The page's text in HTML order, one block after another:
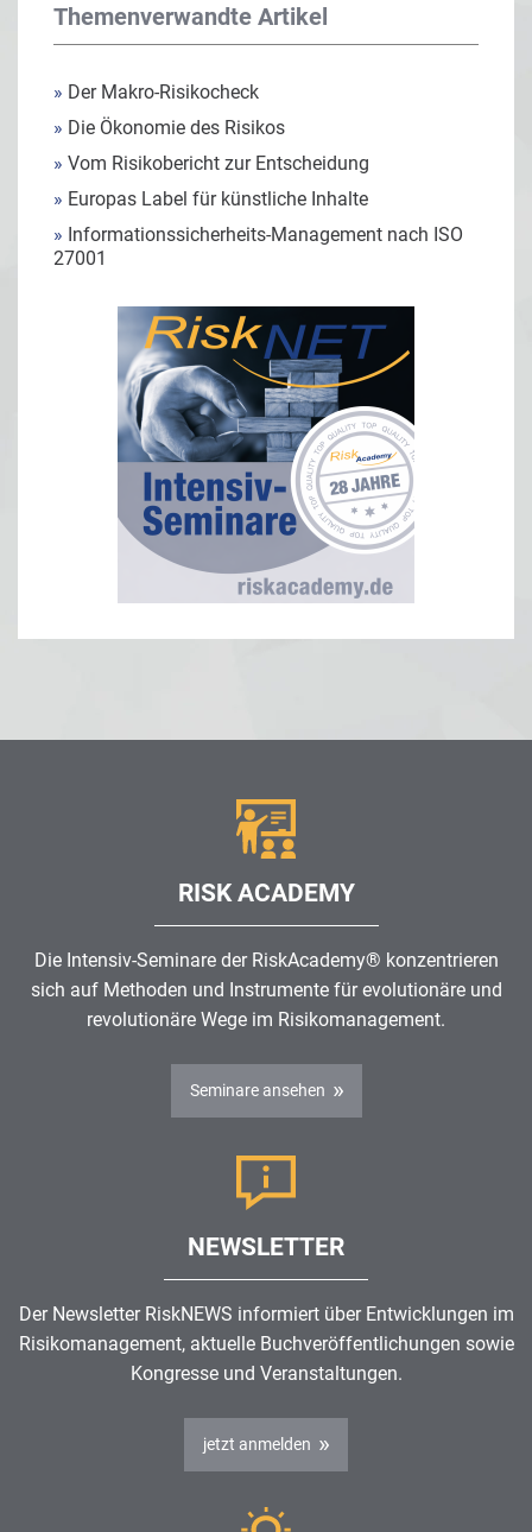
Themenverwandte Artikel
» Der Makro-Risikocheck
» Die Ökonomie des Risikos
» Vom Risikobericht zur Entscheidung
» Europas Label für künstliche Inhalte
» Informationssicherheits-Management nach ISO
27001
RISK ACADEMY
Die Intensiv-Seminare der RiskAcademy® konzentrieren
sich auf Methoden und Instrumente für evolutionäre und
revolutionäre Wege im Risikomanagement.
Seminare ansehen
NEWSLETTER
Der Newsletter RiskNEWS informiert über Entwicklungen im
Risikomanagement, aktuelle Buchveröffentlichungen sowie
Kongresse und Veranstaltungen.
jetzt anmelden